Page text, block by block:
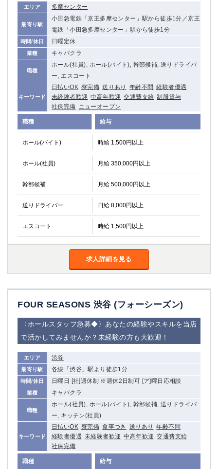
エリア 多摩センター
最寄り駅
小田急電鉄「京王多摩センター」駅から徒歩1分／京王
電鉄「小田急多摩センター」駅から徒歩1分
時間/休日 日曜定休
業種 キャバクラ
職種
ホール(社員), ホール(バイト), 幹部候補, 送りドライバ
ー, エスコート
キーワード
日払いOK 寮完備 送りあり 年齢不問 経験者優遇
未経験者歓迎 中高年歓迎 交通費支給 制服貸与
社保完備 ニューオープン
職種 給与
ホール(バイト) 時給 1,500円以上
ホール(社員) 月給 350,000円以上
幹部候補 月給 500,000円以上
送りドライバー 日給 8,000円以上
エスコート 時給 1,500円以上
求人詳細を見る
FOUR SEASONS 渋谷 (フォーシーズン)
〈ホールスタッフ急募◆〉あなたの経験やスキルを当店
で活かしてみませんか？未経験の方も大歓迎！
エリア 渋谷
最寄り駅 各線「渋谷」駅より徒歩1分
時間/休日 日曜日 [社]週休制 ※週休2日制可 [ア]曜日応相談
業種 キャバクラ
職種
ホール(社員), ホール(バイト), 幹部候補, 送りドライバ
ー, キッチン(社員)
キーワード
日払いOK 寮完備 食事つき 送りあり
年齢不問
経験者優遇 未経験者歓迎 中高年歓迎 交通費支給
社保完備
職種 給与